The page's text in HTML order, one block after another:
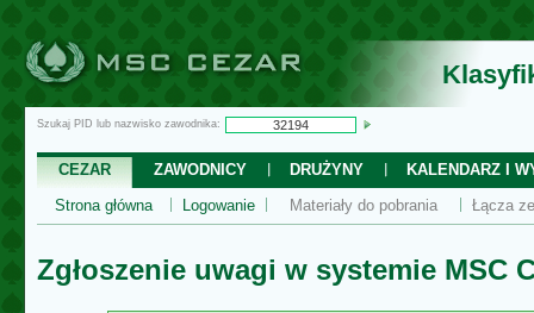
Szukaj PID lub nazwisko zawodnika:
CEZAR ZAWODNICY DRUŻYNY
KALENDARZ I
Strona główna
Logowanie Materiały do pobrania Łącza
Zgłoszenie uwagi w systemie MSC